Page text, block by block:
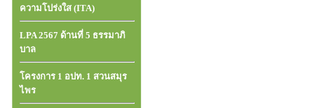
ความโปร่งใส (ITA)
LPA 2567 ด้านที่ 5 ธรรมาภิ
บาล
โครงการ 1 อปท. 1 สวนสมุร
ไพร